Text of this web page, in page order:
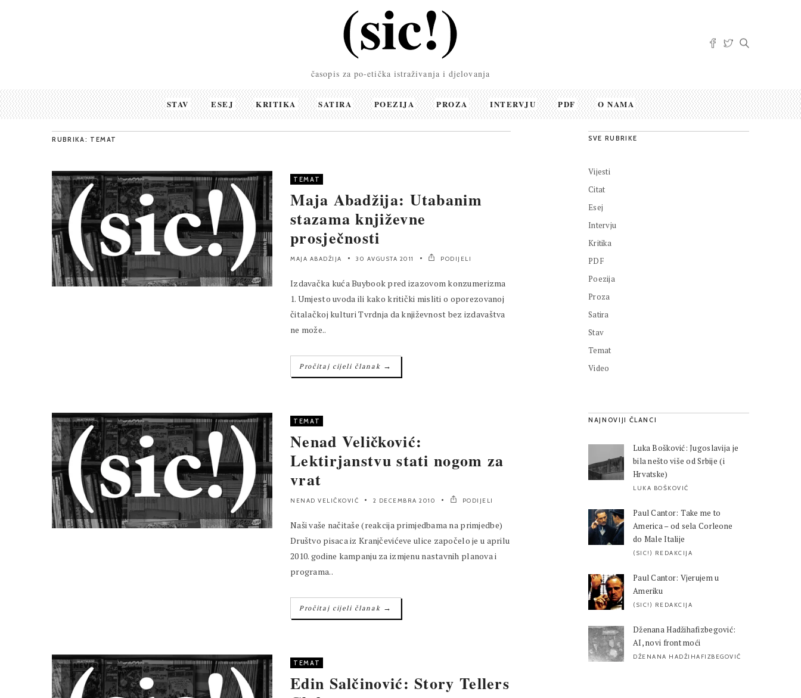
časopis za po-etička istraživanja i djelovanja
STAV ESEJ KRITIKA SATIRA POEZIJA PROZA INTERVJU PDF O NAMA
RUBRIKA: TEMAT
TEMAT
Maja Abadžija: Utabanim
stazama književne
prosječnosti
MAJA ABADŽIJA 30 AVGUSTA 2011 PODIJELI
Izdavačka kuća Buybook pred izazovom konzumerizma
1. Umjesto uvoda ili kako kritički misliti o oporezovanoj
čitalačkoj kulturi Tvrdnja da književnost bez izdavaštva
ne može..
Pročitaj cijeli članak →
TEMAT
Nenad Veličković:
Lektirjanstvu stati nogom za
vrat
NENAD VELIČKOVIĆ 2 DECEMBRA 2010 PODIJELI
Naši vaše načitaše (reakcija primjedbama na primjedbe)
Društvo pisaca iz Kranjčevićeve ulice započelo je u aprilu
2010. godine kampanju za izmjenu nastavnih planova i
programa..
Pročitaj cijeli članak →
TEMAT
Edin Salčinović: Story Tellers
SVE RUBRIKE
Vijesti
Citat
Esej
Intervju
Kritika
PDF
Poezija
Proza
Satira
Stav
Temat
Video
NAJNOVIJI ČLANCI
Luka Bošković: Jugoslavija je
bila nešto više od Srbije (i
Hrvatske)
LUKA BOŠKOVIĆ
Paul Cantor: Take me to
America – od sela Corleone
do Male Italije
(SIC!) REDAKCIJA
Paul Cantor: Vjerujem u
Ameriku
(SIC!) REDAKCIJA
Dženana Hadžihafizbegović:
AI, novi front moći
DŽENANA HADŽIHAFIZBEGOVIĆ